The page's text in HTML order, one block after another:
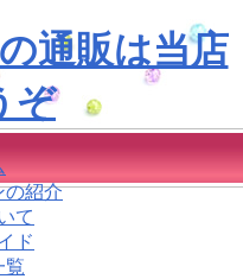
通販は当店
ぞ
の紹介
て
ド
覧